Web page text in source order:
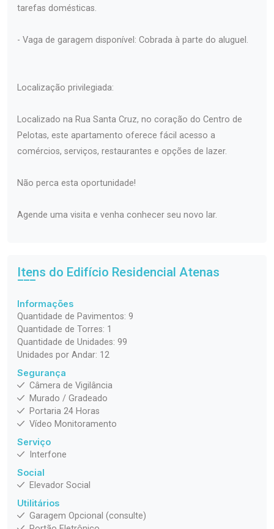
tarefas domésticas.
- Vaga de garagem disponível: Cobrada à parte do aluguel.
Localização privilegiada:
Localizado na Rua Santa Cruz, no coração do Centro de
Pelotas, este apartamento oferece fácil acesso a
comércios, serviços, restaurantes e opções de lazer.
Não perca esta oportunidade!
Agende uma visita e venha conhecer seu novo lar.
Itens do Edifício Residencial Atenas
Informações
Quantidade de Pavimentos: 9
Quantidade de Torres: 1
Quantidade de Unidades: 99
Unidades por Andar: 12
Segurança
Câmera de Vigilância
Murado / Gradeado
Portaria 24 Horas
Vídeo Monitoramento
Serviço
Interfone
Social
Elevador Social
Utilitários
Garagem Opcional (consulte)